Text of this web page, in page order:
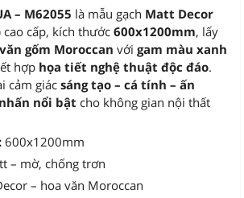
– M62055 là mẫu gạch Matt Decor
cao cấp, kích thước 600x1200mm, lấy
gốm Moroccan với gam màu xanh
hợp họa tiết nghệ thuật độc đáo.
cảm giác sáng tạo – cá tính – ấn
nổi bật cho không gian nội thất
600x1200mm
– mờ, chống trơn
– hoa văn Moroccan